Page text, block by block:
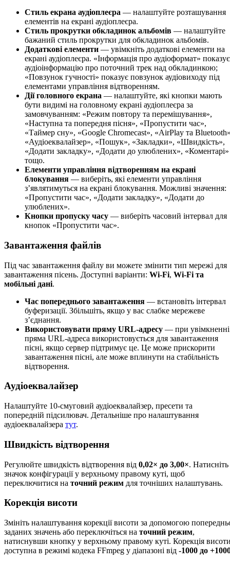
Стиль екрана аудіоплеєра — налаштуйте розташування
елементів на екрані аудіоплеєра.
Стиль прокрутки обкладинок альбомів — налаштуйте
бажаний стиль прокрутки для обкладинок альбомів.
Додаткові елементи — увімкніть додаткові елементи на
екрані аудіоплеєра. «Інформація про аудіоформат» показує
аудіоінформацію про поточний трек над обкладинкою;
«Повзунок гучності» показує повзунок аудіовиходу під
елементами управління відтворенням.
Дії головного екрана — налаштуйте, які кнопки мають
бути видимі на головному екрані аудіоплеєра за
замовчуванням: «Режим повтору та перемішування»,
«Наступна та попередня пісня», «Пропустити час»,
«Таймер сну», «Google Chromecast», «AirPlay та
«Аудіоеквалайзер», «Пошук», «Закладки», «Швидкість»,
«Додати закладку», «Додати до улюблених», «Коментарі»
тощо.
Елементи управління відтворенням на екрані
блокування — виберіть, які елементи управління
з’являтимуться на екрані блокування. Можливі значення:
«Пропустити час», «Додати закладку», «Додати до
улюблених».
Кнопки пропуску часу — виберіть часовий інтервал для
кнопок «Пропустити час».
Завантаження файлів
Під час завантаження файлу ви можете змінити тип мережі для
завантаження пісень. Доступні варіанти: Wi-Fi, Wi-Fi та
мобільні дані.
Час попереднього завантаження — встановіть інтервал
буферизації. Збільшіть, якщо у вас слабке мережеве
з’єднання.
Використовувати пряму URL-адресу — при увімкненні
пряма URL-адреса використовується для завантаження
пісні, якщо сервер підтримує це. Це може прискорити
завантаження пісні, але може вплинути на стабільність
відтворення.
Аудіоеквалайзер
Налаштуйте 10-смуговий аудіоеквалайзер, пресети та
попередній підсилювач. Детальніше про налаштування
аудіоеквалайзера тут.
Швидкість відтворення
Регулюйте швидкість відтворення від 0,02× до 3,00×. Натисніть
значок конфігурації у верхньому правому куті, щоб
переключитися на точний режим для точніших налаштувань.
Корекція висоти
Змініть налаштування корекції висоти за допомогою
заданих значень або переключіться на точний режим,
натиснувши кнопку у верхньому правому куті. Корекція
доступна в режимі кодека FFmpeg у діапазоні від -1000 до